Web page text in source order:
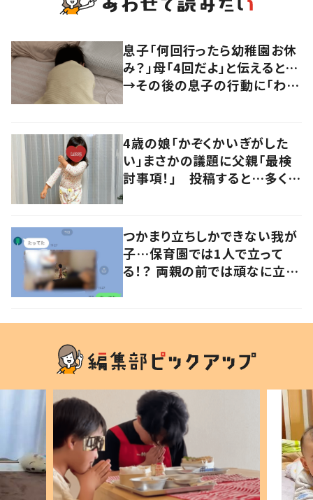
息子「何回行ったら幼稚園お休
み？」母「4回だよ」と伝えると…
→その後の息子の行動に「わか
4歳の娘「かぞくかいぎがした
い」まさかの議題に父親「最検
討事項！」 投稿すると…多くの
つかまり立ちしかできない我が
子…保育園では1人で立って
る！？ 両親の前では頑なに立た